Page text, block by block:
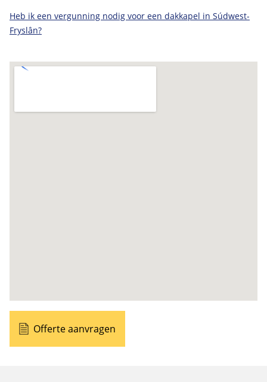
Heb ik een vergunning nodig voor een dakkapel in Súdwest-
Fryslân?
Offerte aanvragen